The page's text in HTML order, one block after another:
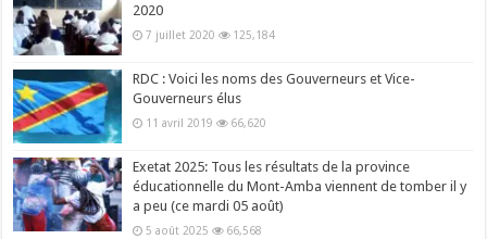
2020
7 juillet 2020 125,184
RDC : Voici les noms des Gouverneurs et Vice-
Gouverneurs élus
11 avril 2019 66,620
Exetat 2025: Tous les résultats de la province
éducationnelle du Mont-Amba viennent de tomber il y
a peu (ce mardi 05 août)
5 août 2025 66,568